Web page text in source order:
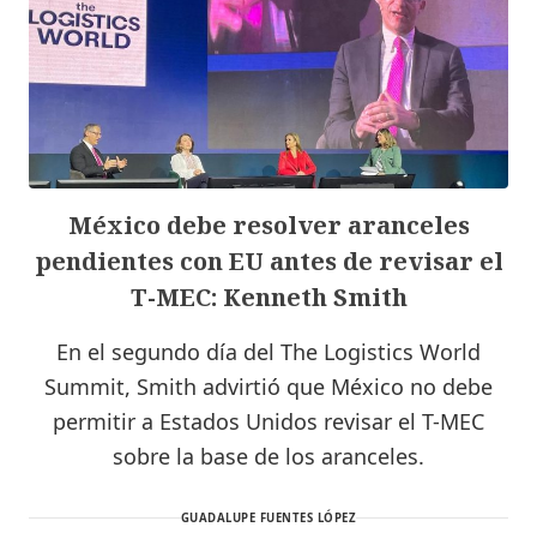
México debe resolver aranceles
pendientes con EU antes de revisar el
T-MEC: Kenneth Smith
En el segundo día del The Logistics World
Summit, Smith advirtió que México no debe
permitir a Estados Unidos revisar el T-MEC
sobre la base de los aranceles.
GUADALUPE FUENTES LÓPEZ